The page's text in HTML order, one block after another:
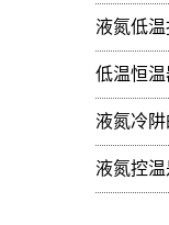
液氮控